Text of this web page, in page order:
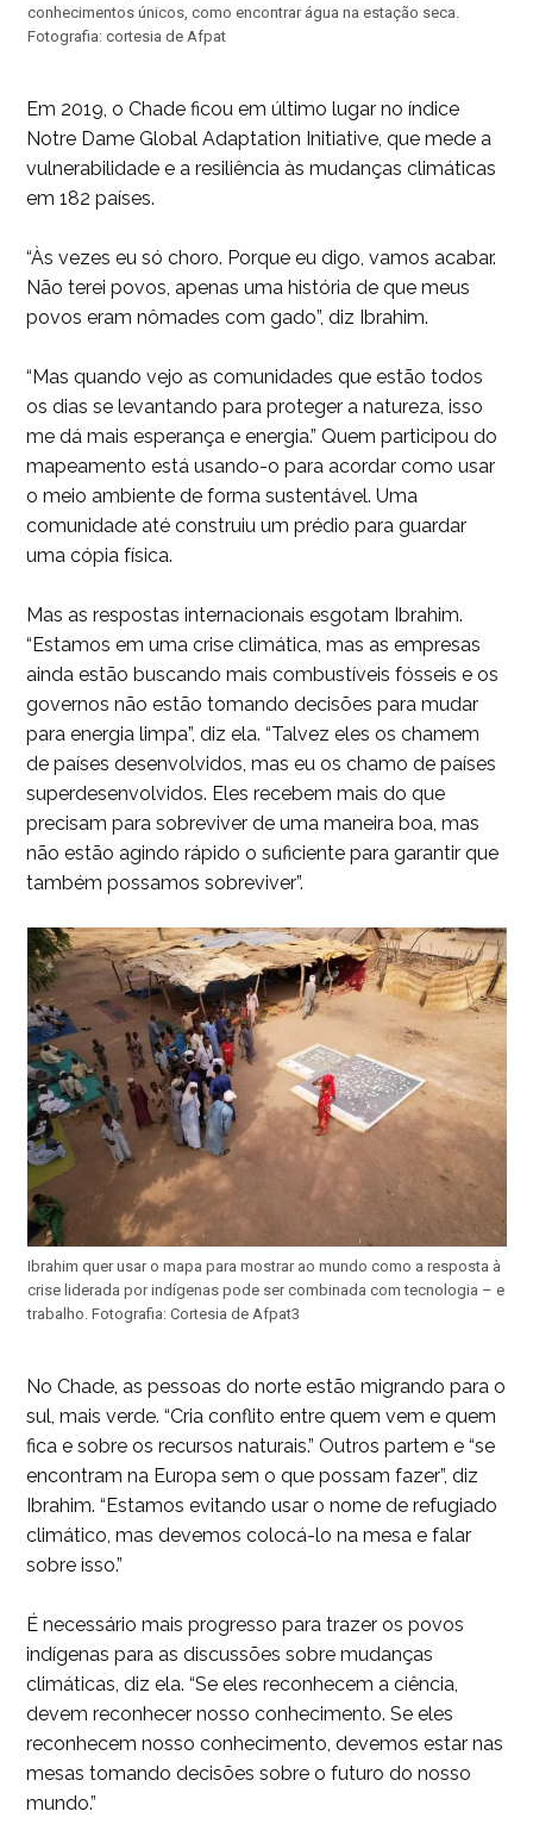
conhecimentos únicos, como encontrar água na estação seca.
Fotografia: cortesia de Afpat
Em 2019, o Chade ficou em último lugar no índice
Notre Dame Global Adaptation Initiative, que mede a
vulnerabilidade e a resiliência às mudanças climáticas
em 182 países.
“Às vezes eu só choro. Porque eu digo, vamos acabar.
Não terei povos, apenas uma história de que meus
povos eram nômades com gado”, diz Ibrahim.
“Mas quando vejo as comunidades que estão todos
os dias se levantando para proteger a natureza, isso
me dá mais esperança e energia.” Quem participou do
mapeamento está usando-o para acordar como usar
o meio ambiente de forma sustentável. Uma
comunidade até construiu um prédio para guardar
uma cópia física.
Mas as respostas internacionais esgotam Ibrahim.
“Estamos em uma crise climática, mas as empresas
ainda estão buscando mais combustíveis fósseis e os
governos não estão tomando decisões para mudar
para energia limpa”, diz ela. “Talvez eles os chamem
de países desenvolvidos, mas eu os chamo de países
superdesenvolvidos. Eles recebem mais do que
precisam para sobreviver de uma maneira boa, mas
não estão agindo rápido o suficiente para garantir que
também possamos sobreviver”.
Ibrahim quer usar o mapa para mostrar ao mundo como a resposta à
crise liderada por indígenas pode ser combinada com tecnologia – e
trabalho. Fotografia: Cortesia de Afpat3
No Chade, as pessoas do norte estão migrando para o
sul, mais verde. “Cria conflito entre quem vem e quem
fica e sobre os recursos naturais.” Outros partem e “se
encontram na Europa sem o que possam fazer”, diz
Ibrahim. “Estamos evitando usar o nome de refugiado
climático, mas devemos colocá-lo na mesa e falar
sobre isso.”
É necessário mais progresso para trazer os povos
indígenas para as discussões sobre mudanças
climáticas, diz ela. “Se eles reconhecem a ciência,
devem reconhecer nosso conhecimento. Se eles
reconhecem nosso conhecimento, devemos estar nas
mesas tomando decisões sobre o futuro do nosso
mundo.”